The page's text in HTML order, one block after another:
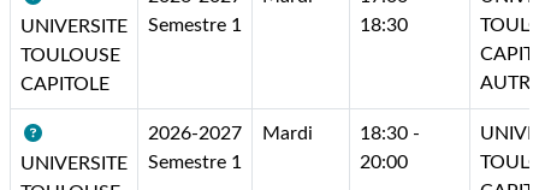
UNIVERSITE
TOULOUSE
CAPITOLE
Semestre 1
18:30
UNIVERSITE
2026-2027
Semestre 1
Mardi
18:30 -
20:00